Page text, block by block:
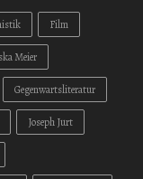
Film
Meier
Gegenwartsliteratur
Joseph Jurt